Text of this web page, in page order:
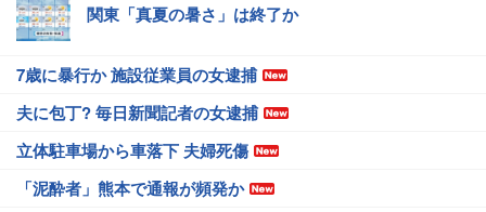
関東「真夏の暑さ」は終了か
7歳に暴行か 施設従業員の女逮捕
夫に包丁? 毎日新聞記者の女逮捕
立体駐車場から車落下 夫婦死傷
「泥酔者」熊本で通報が頻発か